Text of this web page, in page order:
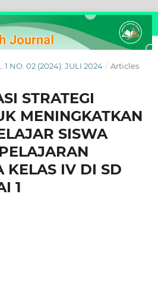
1 NO. 02 (2024): JULI 2024 / Articles
STRATEGI
MENINGKATKAN
SISWA
KELAS IV DI SD
1